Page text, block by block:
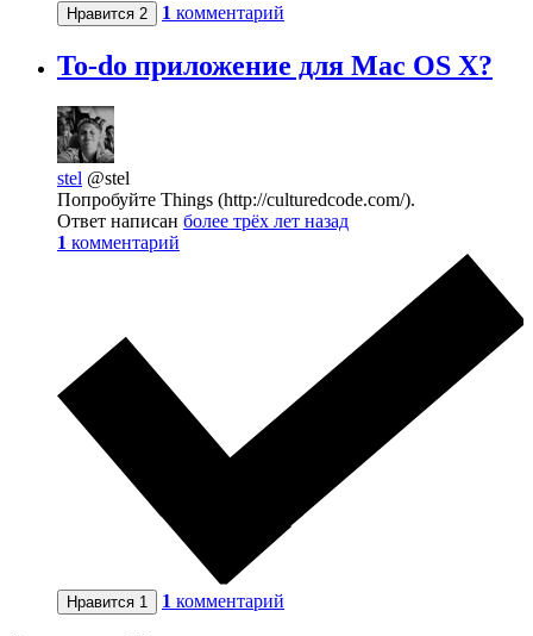
Нравится 2 1 комментарий
To-do приложение для Mac OS X?
stel @stel
Попробуйте Things (http://culturedcode.com/).
Ответ написан более трёх лет назад
1 комментарий
Нравится 1 1 комментарий